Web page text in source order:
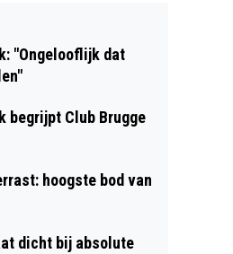
"Ongelooflijk dat
begrijpt Club Brugge
hoogste bod van
dicht bij absolute